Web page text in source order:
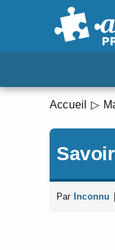
Accueil
Par Inconnu